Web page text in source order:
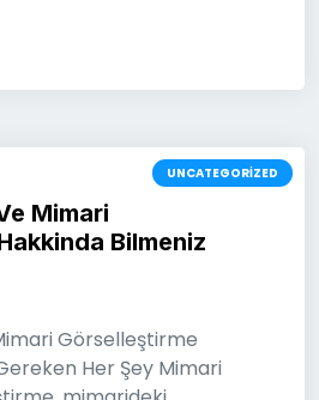
UNCATEGORIZED
Mimari
Bilmeniz
Görselleştirme
Her Şey Mimari